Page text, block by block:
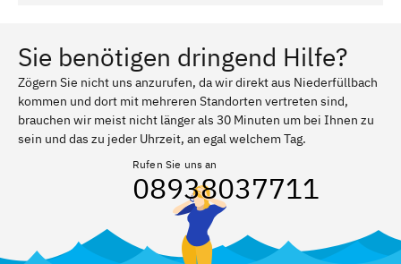
Sie benötigen dringend Hilfe?
Zögern Sie nicht uns anzurufen, da wir direkt aus Niederfüllbach
kommen und dort mit mehreren Standorten vertreten sind,
brauchen wir meist nicht länger als 30 Minuten um bei Ihnen zu
sein und das zu jeder Uhrzeit, an egal welchem Tag.
Rufen Sie uns an
08938037711